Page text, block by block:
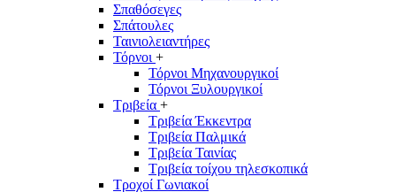
Σπαθόσεγες
Σπάτουλες
Ταινιολειαντήρες
Τόρνοι +
Τόρνοι Μηχανουργικοί
Τόρνοι Ξυλουργικοί
Τριβεία +
Τριβεία Έκκεντρα
Τριβεία Παλμικά
Τριβεία Ταινίας
Τριβεία τοίχου τηλεσκοπικά
Τροχοί Γωνιακοί